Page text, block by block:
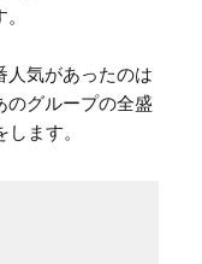
人気があったのは
のグループの全盛
ます。